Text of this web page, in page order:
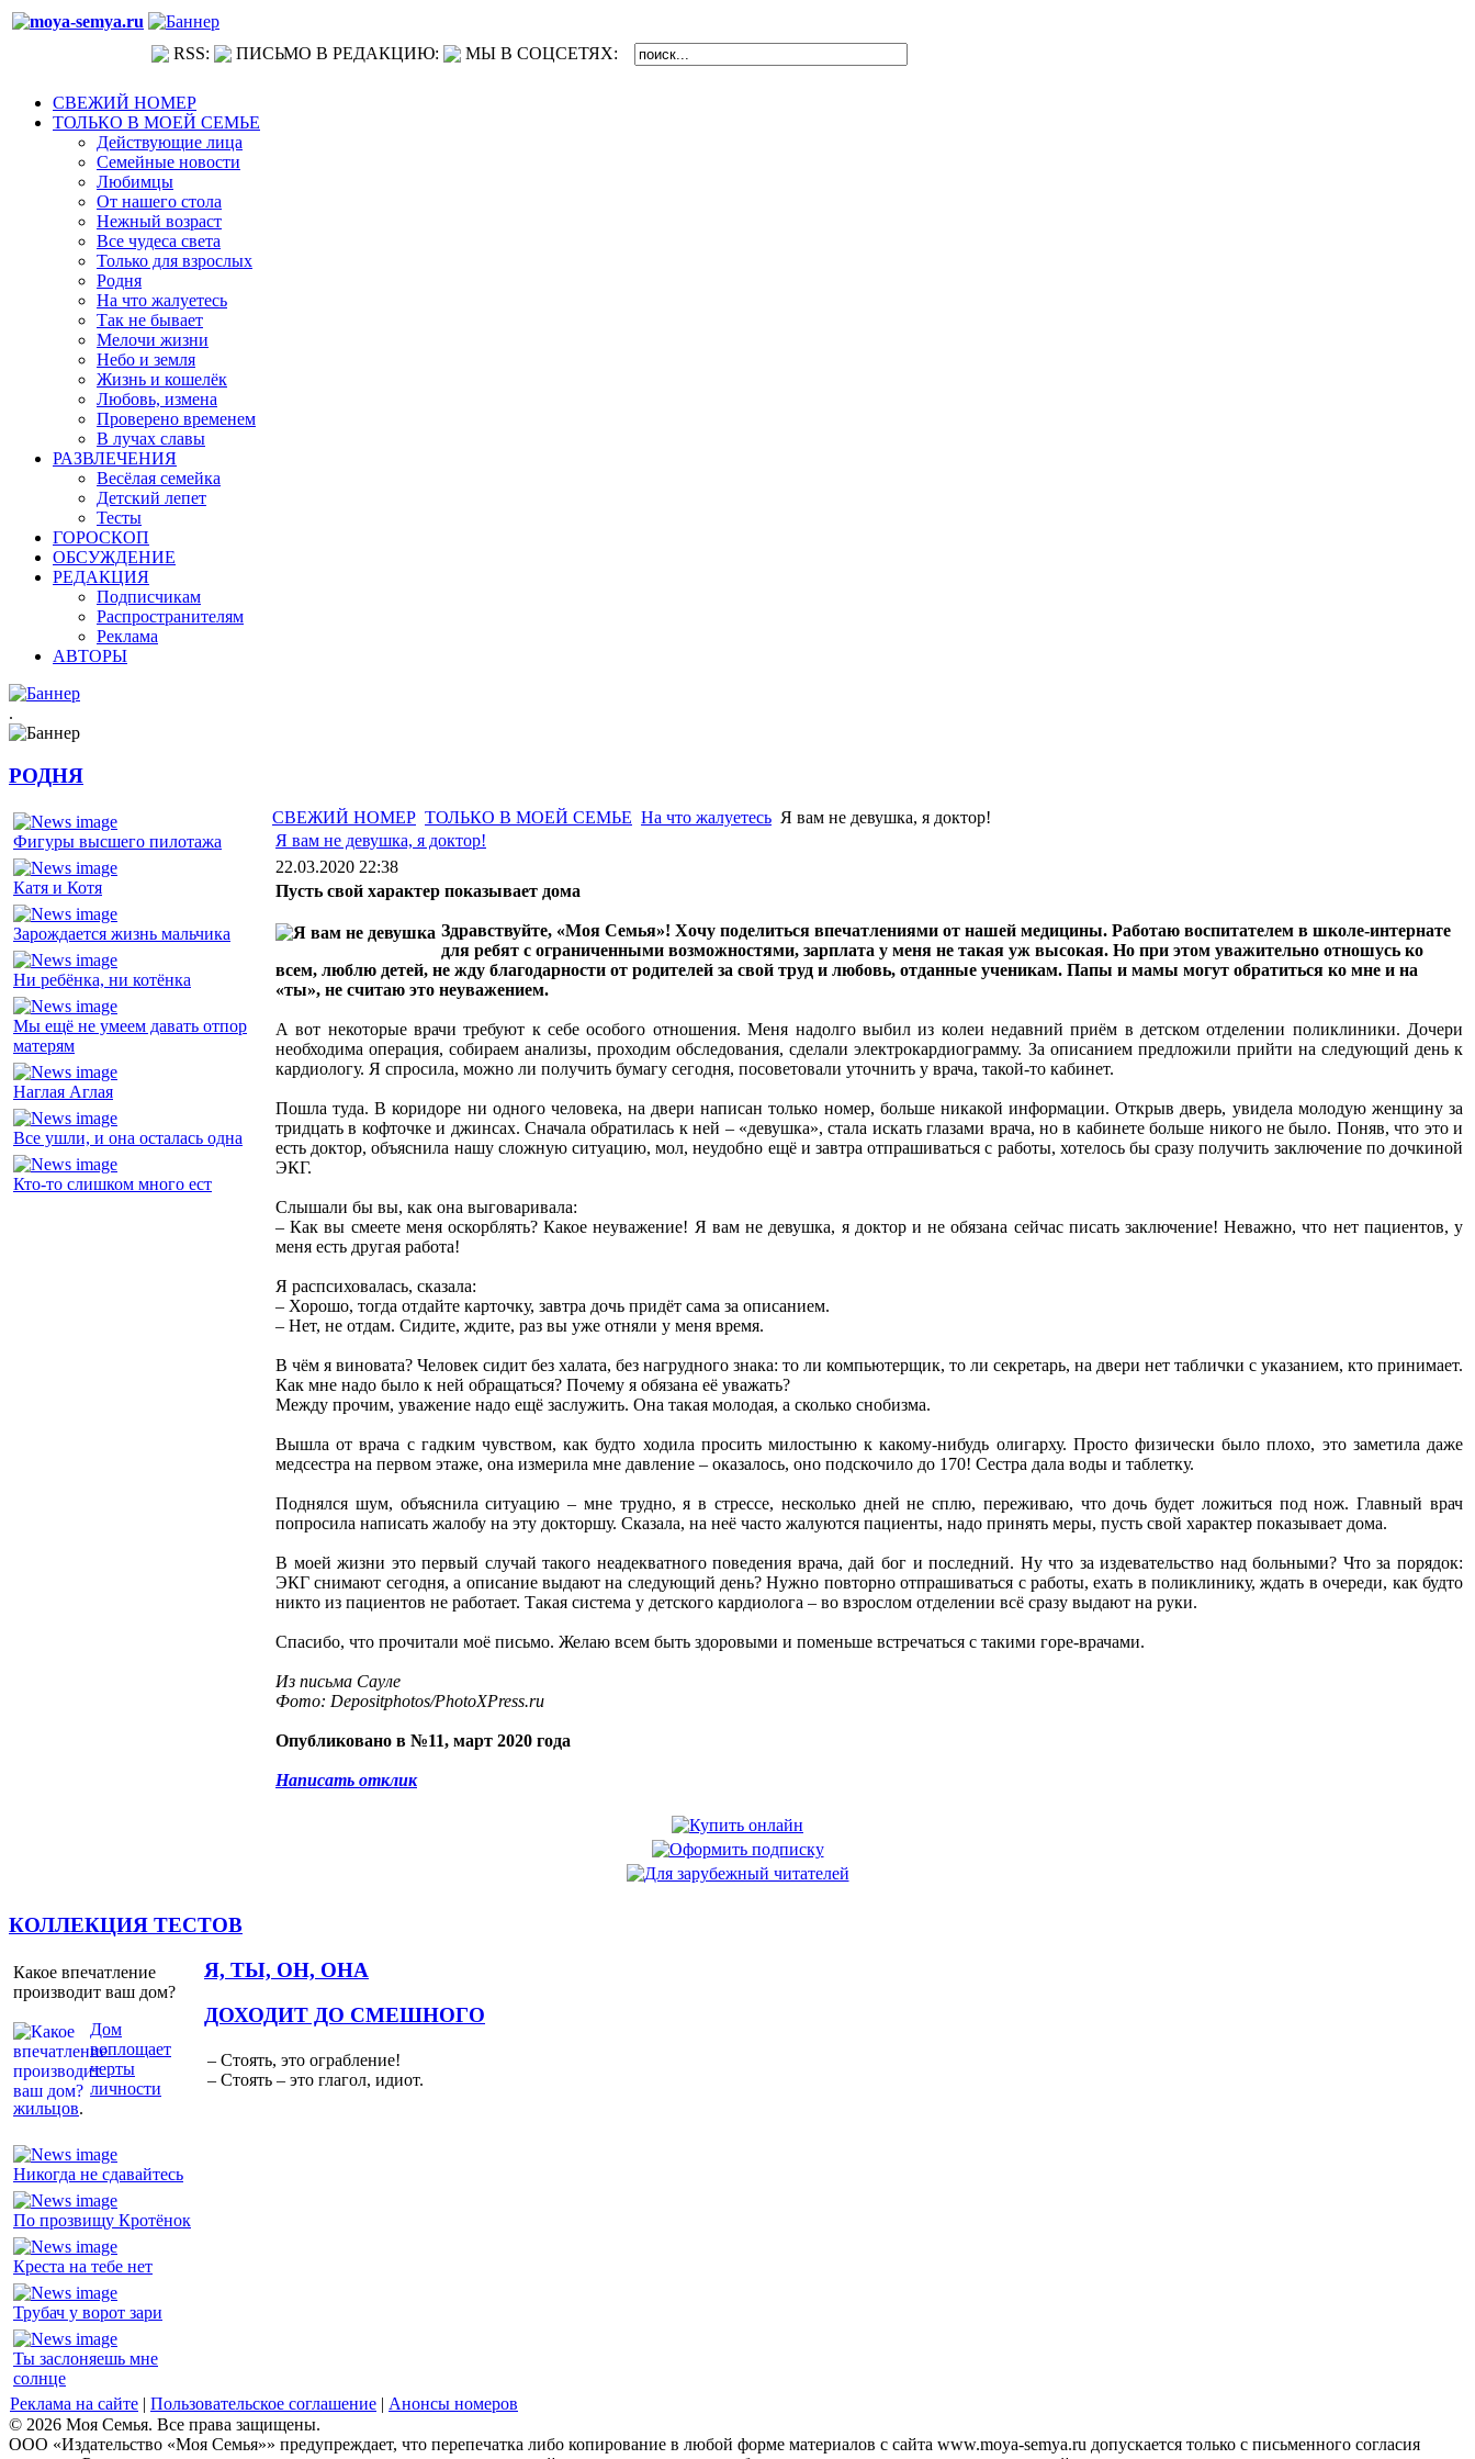
RSS: ПИСЬМО В РЕДАКЦИЮ: МЫ В СОЦСЕТЯХ:
СВЕЖИЙ НОМЕР
ТОЛЬКО В МОЕЙ СЕМЬЕ
Действующие лица
Семейные новости
Любимцы
От нашего стола
Нежный возраст
Все чудеса света
Только для взрослых
Родня
На что жалуетесь
Так не бывает
Мелочи жизни
Небо и земля
Жизнь и кошелёк
Любовь, измена
Проверено временем
В лучах славы
РАЗВЛЕЧЕНИЯ
Весёлая семейка
Детский лепет
Тесты
ГОРОСКОП
ОБСУЖДЕНИЕ
РЕДАКЦИЯ
Подписчикам
Распространителям
Реклама
АВТОРЫ
.
РОДНЯ
Фигуры высшего пилотажа
Катя и Котя
Зарождается жизнь мальчика
Ни ребёнка, ни котёнка
Мы ещё не умеем давать отпор
матерям
Наглая Аглая
Все ушли, и она осталась одна
Кто-то слишком много ест
СВЕЖИЙ НОМЕР ТОЛЬКО В МОЕЙ СЕМЬЕ На что жалуетесь Я вам не девушка, я доктор!
Я вам не девушка, я доктор!
22.03.2020 22:38
Пусть свой характер показывает дома
Здравствуйте, «Моя Семья»! Хочу поделиться впечатлениями от нашей медицины. Работаю воспитателем в школе-интернате
для ребят с ограниченными возможностями, зарплата у меня не такая уж высокая. Но при этом уважительно отношусь ко
всем, люблю детей, не жду благодарности от родителей за свой труд и любовь, отданные ученикам. Папы и мамы могут обратиться ко мне и на
«ты», не считаю это неуважением.
А вот некоторые врачи требуют к себе особого отношения. Меня надолго выбил из колеи недавний приём в детском отделении поликлиники. Дочери
необходима операция, собираем анализы, проходим обследования, сделали электрокардиограмму. За описанием предложили прийти на следующий день к
кардиологу. Я спросила, можно ли получить бумагу сегодня, посоветовали уточнить у врача, такой-то кабинет.
Пошла туда. В коридоре ни одного человека, на двери написан только номер, больше никакой информации. Открыв дверь, увидела молодую женщину за
тридцать в кофточке и джинсах. Сначала обратилась к ней – «девушка», стала искать глазами врача, но в кабинете больше никого не было. Поняв, что это и
есть доктор, объяснила нашу сложную ситуацию, мол, неудобно ещё и завтра отпрашиваться с работы, хотелось бы сразу получить заключение по дочкиной
ЭКГ.
Слышали бы вы, как она выговаривала:
– Как вы смеете меня оскорблять? Какое неуважение! Я вам не девушка, я доктор и не обязана сейчас писать заключение! Неважно, что нет пациентов, у
меня есть другая работа!
Я распсиховалась, сказала:
– Хорошо, тогда отдайте карточку, завтра дочь придёт сама за описанием.
– Нет, не отдам. Сидите, ждите, раз вы уже отняли у меня время.
В чём я виновата? Человек сидит без халата, без нагрудного знака: то ли компьютерщик, то ли секретарь, на двери нет таблички с указанием, кто принимает.
Как мне надо было к ней обращаться? Почему я обязана её уважать?
Между прочим, уважение надо ещё заслужить. Она такая молодая, а сколько снобизма.
Вышла от врача с гадким чувством, как будто ходила просить милостыню к какому-нибудь олигарху. Просто физически было плохо, это заметила даже
медсестра на первом этаже, она измерила мне давление – оказалось, оно подскочило до 170! Сестра дала воды и таблетку.
Поднялся шум, объяснила ситуацию – мне трудно, я в стрессе, несколько дней не сплю, переживаю, что дочь будет ложиться под нож. Главный врач
попросила написать жалобу на эту докторшу. Сказала, на неё часто жалуются пациенты, надо принять меры, пусть свой характер показывает дома.
В моей жизни это первый случай такого неадекватного поведения врача, дай бог и последний. Ну что за издевательство над больными? Что за порядок:
ЭКГ снимают сегодня, а описание выдают на следующий день? Нужно повторно отпрашиваться с работы, ехать в поликлинику, ждать в очереди, как будто
никто из пациентов не работает. Такая система у детского кардиолога – во взрослом отделении всё сразу выдают на руки.
Спасибо, что прочитали моё письмо. Желаю всем быть здоровыми и поменьше встречаться с такими горе-врачами.
Из письма Сауле
Фото: Depositphotos/PhotoXPress.ru
Опубликовано в №11, март 2020 года
Написать отклик
КОЛЛЕКЦИЯ ТЕСТОВ
Какое впечатление
производит ваш дом?
Дом
воплощает
черты
личности
жильцов.
Я, ТЫ, ОН, ОНА
Никогда не сдавайтесь
По прозвищу Кротёнок
Креста на тебе нет
Трубач у ворот зари
Ты заслоняешь мне
солнце
ДОХОДИТ ДО СМЕШНОГО
– Стоять, это ограбление!
– Стоять – это глагол, идиот.
Реклама на сайте | Пользовательское соглашение | Анонсы номеров
© 2026 Моя Семья. Все права защищены.
ООО «Издательство «Моя Семья»» предупреждает, что перепечатка либо копирование в любой форме материалов с сайта www.moya-semya.ru допускается только с письменного согласия